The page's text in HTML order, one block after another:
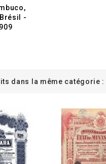
-
dans la même catégorie :